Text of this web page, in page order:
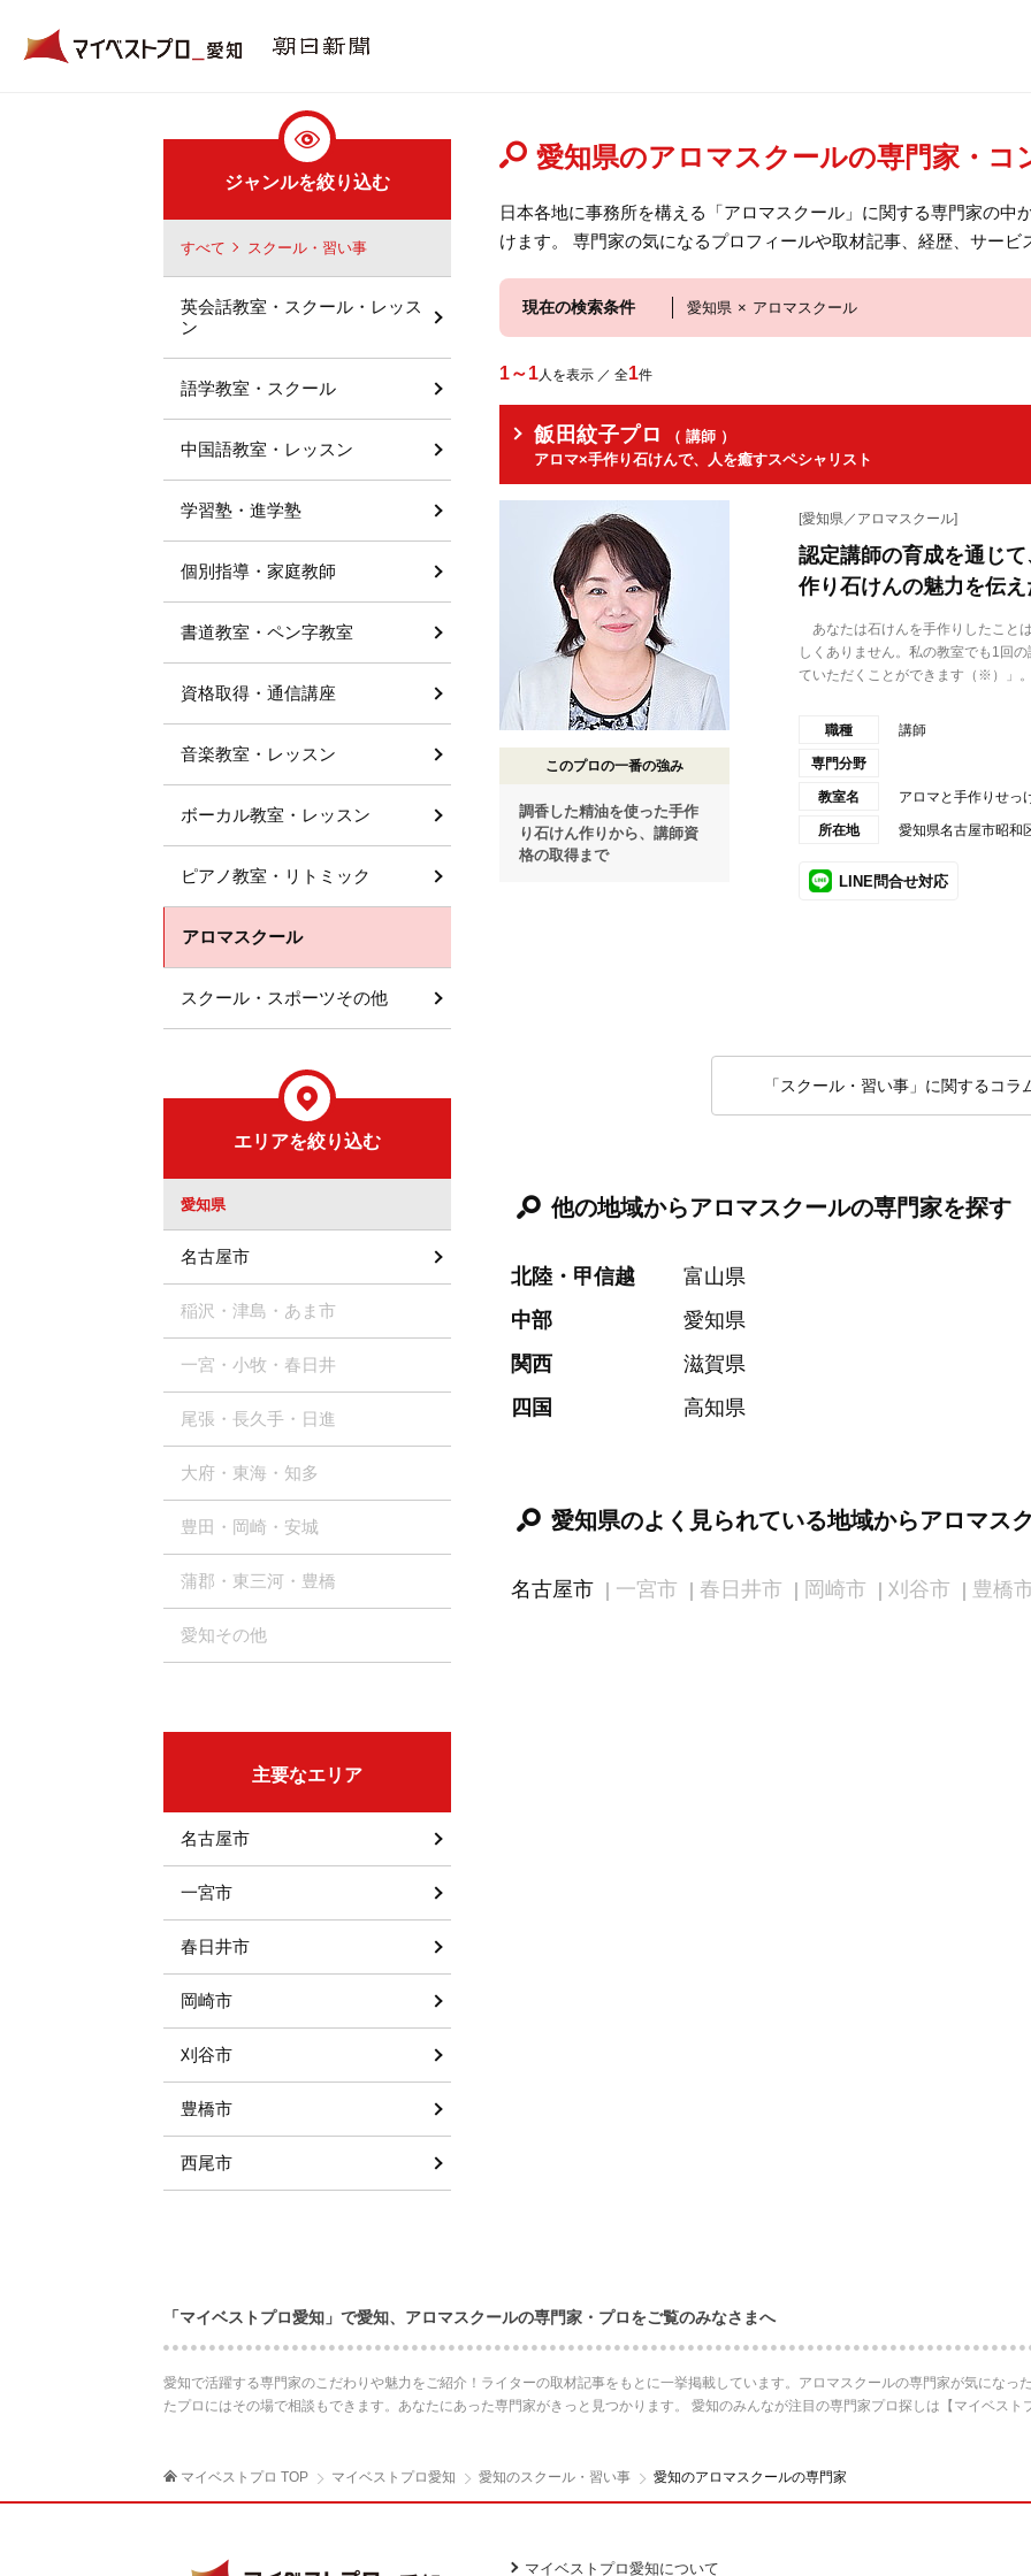
愛知県のアロマスクールの専門家・コ
日本各地に事務所を構える「アロマスクール」に関する専門家の中
けます。 専門家の気になるプロフィールや取材記事、経歴、サービ
現在の検索条件 愛知県 × アロマスクール
1～1人を表示 ／ 全1件
飯田紋子プロ
（ 講師 ）
アロマ×手作り石けんで、人を癒すスペシャリスト
このプロの一番の強み
調香した精油を使った手作
り石けん作りから、講師資
格の取得まで
[愛知県／アロマスクール]
認定講師の育成を通じ
作り石けんの魅力を伝え
あなたは石けんを手作りしたこと
しくありません。私の教室でも1回
ていただくことができます（※）」
職種 講師
専門分野
教室名 アロマと手作りせっ
所在地 愛知県名古屋市昭和
LINE問合せ対応
「スクール・習い事」に関するコラ
他の地域からアロマスクールの専門家を探す
北陸・甲信越
富山県
中部
愛知県
関西
滋賀県
四国
高知県
愛知県のよく見られている地域からアロマス
名古屋市 一宮市 春日井市 岡崎市 刈谷市 豊橋
ジャンルを絞り込む
すべて スクール・習い事
英会話教室・スクール・レッス
ン
語学教室・スクール
中国語教室・レッスン
学習塾・進学塾
個別指導・家庭教師
書道教室・ペン字教室
資格取得・通信講座
音楽教室・レッスン
ボーカル教室・レッスン
ピアノ教室・リトミック
アロマスクール
スクール・スポーツその他
エリアを絞り込む
愛知県
名古屋市
稲沢・津島・あま市
一宮・小牧・春日井
尾張・長久手・日進
大府・東海・知多
豊田・岡崎・安城
蒲郡・東三河・豊橋
愛知その他
主要なエリア
名古屋市
一宮市
春日井市
岡崎市
刈谷市
豊橋市
西尾市
「マイベストプロ愛知」で愛知、アロマスクールの専門家・プロをご覧のみなさまへ
愛知で活躍する専門家のこだわりや魅力をご紹介！ライターの取材記事をもとに一挙掲載しています。アロマスクールの専門家が気になっ
たプロにはその場で相談もできます。あなたにあった専門家がきっと見つかります。 愛知のみんなが注目の専門家プロ探しは【マイベスト
マイベストプロ TOP マイベストプロ愛知 愛知のスクール・習い事 愛知のアロマスクールの専門家
マイベストプロ愛知について